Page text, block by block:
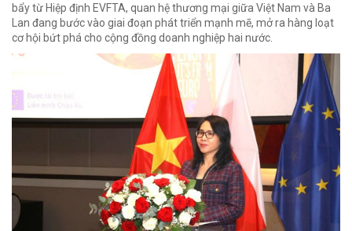
bẩy từ Hiệp định EVFTA, quan hệ thương mại giữa Việt Nam và Ba
Lan đang bước vào giai đoạn phát triển mạnh mẽ, mở ra hàng loạt
cơ hội bứt phá cho cộng đồng doanh nghiệp hai nước.